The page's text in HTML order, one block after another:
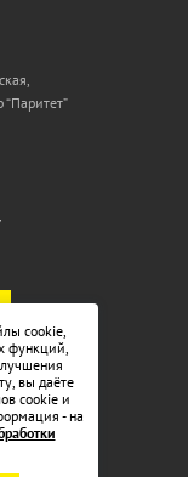
cookie,
функций,
вы даёте
cookie и
- на